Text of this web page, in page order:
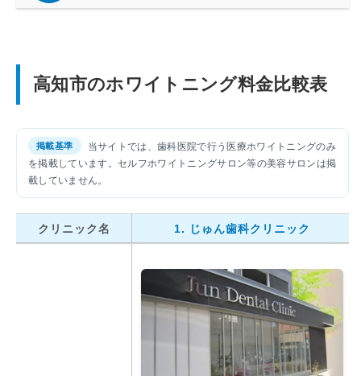
高知市のホワイトニング料金比較表
当サイトでは、歯科医院で行う医療ホワイトニングのみ
を掲載しています。セルフホワイトニングサロン等の美容サロンは掲
載していません。
クリニック名 1. じゅん歯科クリニック